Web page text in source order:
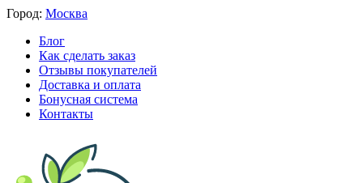
Город: Москва
Блог
Как сделать заказ
Отзывы покупателей
Доставка и оплата
Бонусная система
Контакты